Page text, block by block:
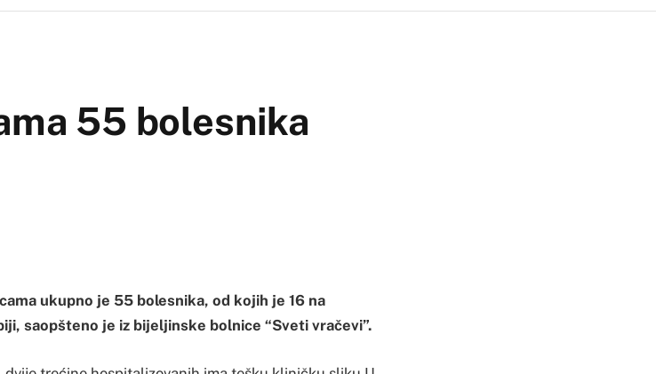
55 bolesnika
ukupno je 55 bolesnika, od kojih je 16 na
saopšteno je iz bijeljinske bolnice “Sveti vračevi”.